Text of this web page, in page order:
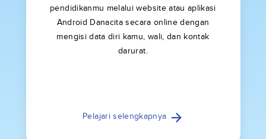
pendidikanmu melalui website atau aplikasi
Android Danacita secara online dengan
mengisi data diri kamu, wali, dan kontak
darurat.
Pelajari selengkapnya